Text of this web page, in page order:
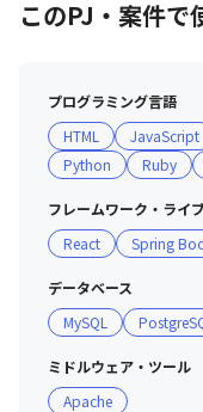
このPJ・案件で
プログラミング言語
HTML
JavaScript
Python
Ruby
フレームワーク・ライ
React
Spring
データベース
MySQL
ミドルウェア・ツール
Apache